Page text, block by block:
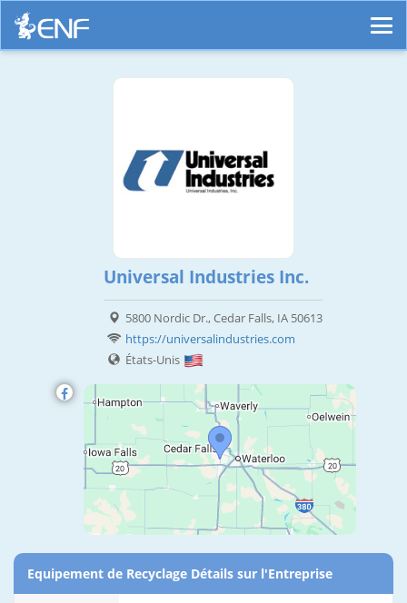
Universal Industries Inc.
5800 Nordic Dr., Cedar Falls, IA 50613
https://universalindustries.com
États-Unis
Equipement de Recyclage Détails sur l'Entreprise